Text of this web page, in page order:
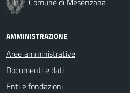
AMMINISTRAZIONE
Aree amministrative
Documenti e dati
Enti e fondazioni